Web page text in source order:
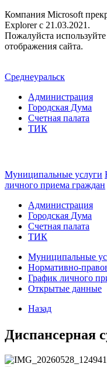
Компания Microsoft
Explorer c 21.03.2021.
Пожалуйста
отображения сайта.
Среднеуральск
Администрация
Городская Дума
Счетная палата
ТИК
Муниципальные услуги
личного приема граждан
Администрация
Городская Дума
Счетная палата
ТИК
Муниципальные
Нормативно-
График личного
Открытые данные
Назад
Диспансерная